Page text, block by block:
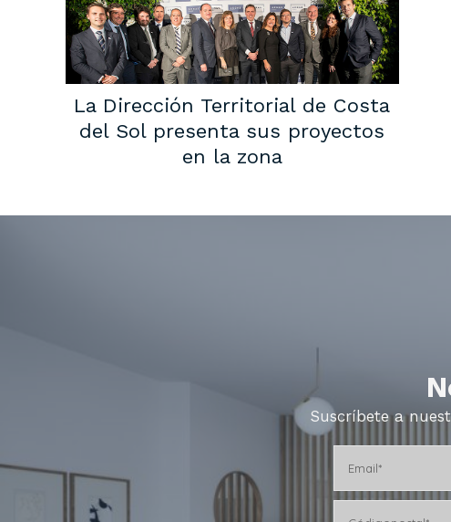
La Dirección Territorial de Costa
del Sol presenta sus proyectos
en la zona
Suscríbete a